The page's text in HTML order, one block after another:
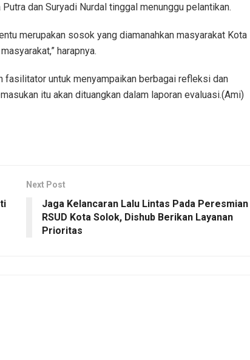
dan Suryadi Nurdal tinggal menunggu pelantikan.
merupakan sosok yang diamanahkan masyarakat Kota
harapnya.
untuk menyampaikan berbagai refleksi dan
itu akan dituangkan dalam laporan evaluasi.(Ami)
Next Post
Jaga Kelancaran Lalu Lintas Pada Peresmian
RSUD Kota Solok, Dishub Berikan Layanan
Prioritas